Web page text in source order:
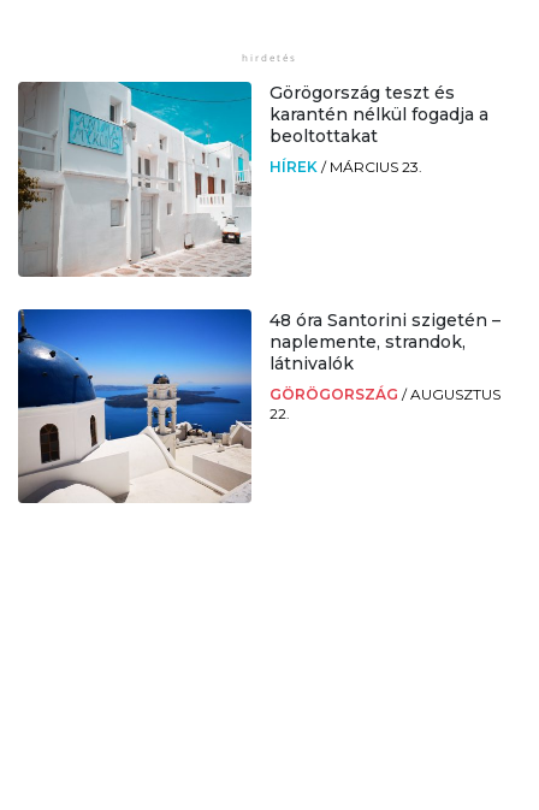
Görögország teszt és
karantén nélkül fogadja a
beoltottakat
HÍREK / MÁRCIUS 23.
48 óra Santorini szigetén –
naplemente, strandok,
látnivalók
GÖRÖGORSZÁG /AUGUSZTUS
22.